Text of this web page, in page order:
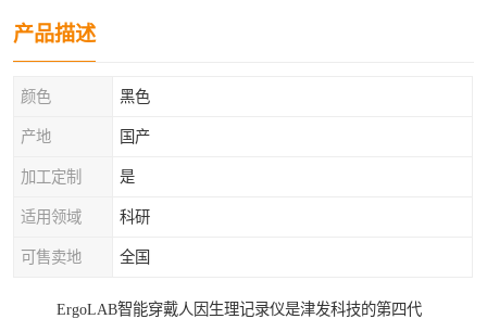
产品描述
颜色 黑色
产地 国产
加工定制 是
适用领域 科研
可售卖地 全国
ErgoLAB智能穿戴人因生理记录仪是津发科技的第四代